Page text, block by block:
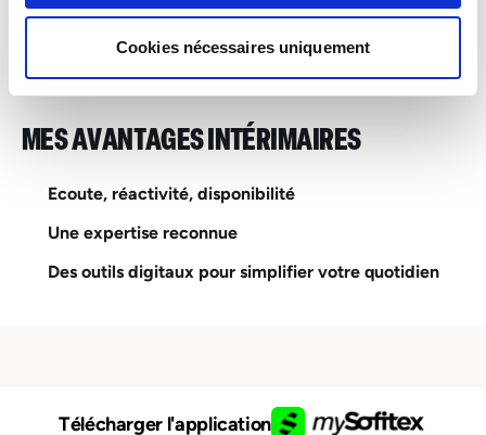
Cookies nécessaires uniquement
Esch-sur-Alzette – Bâtiment – Second oeuvre,
Travaux publics
MES AVANTAGES INTÉRIMAIRES
Ecoute, réactivité, disponibilité
Une expertise reconnue
Des outils digitaux pour simplifier votre quotidien
Télécharger l'application